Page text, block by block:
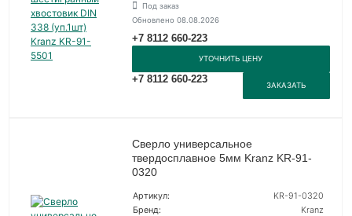
Под заказ
Обновлено 08.08.2026
+7 8112 660-223
УТОЧНИТЬ ЦЕНУ
+7 8112 660-223
ЗАКАЗАТЬ
Сверло универсальное
твердосплавное 5мм Kranz KR-91-
0320
Артикул:
KR-91-0320
Бренд:
Kranz